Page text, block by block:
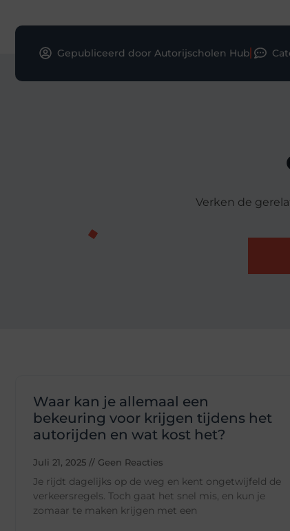
Gepubliceerd door Autorijscholen Hub
Verken de
Waar kan je allemaal een
bekeuring voor krijgen tijdens het
autorijden en wat kost het?
Juli 21, 2025 Geen Reacties
Je rijdt dagelijks op de weg en kent ongetwijfeld de
verkeersregels. Toch gaat het snel mis, en kun je
zomaar te maken krijgen met een